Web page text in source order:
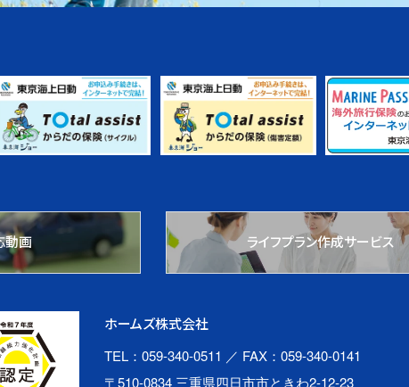
動画 ライフプラン作成サービス
ホームズ株式会社
TEL：059-340-0511 ／ FAX：059-340-0141
〒510-0834 三重県四日市市ときわ2-12-23